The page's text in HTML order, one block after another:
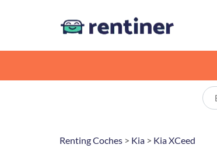
Renting Coches > Kia > Kia XCeed